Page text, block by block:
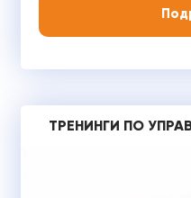
ТРЕНИНГИ ПО